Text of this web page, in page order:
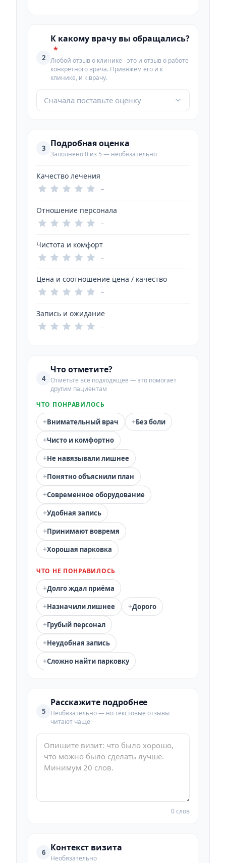
2
К какому врачу вы обращались?
*
Любой отзыв о клинике - это и отзыв о работе
конкретного врача. Привяжем его и к
клинике, и к врачу.
Сначала поставьте оценку
3 Подробная оценка
Заполнено 0 из 5 — необязательно
Качество лечения
–
Отношение персонала
–
Чистота и комфорт
–
Цена и соотношение цена / качество
–
Запись и ожидание
–
4
Что отметите?
Отметьте всё подходящее — это помогает
другим пациентам
ЧТО ПОНРАВИЛОСЬ
+Внимательный врач +Без боли
+Чисто и комфортно
+Не навязывали лишнее
+Понятно объяснили план
+Современное оборудование
+Удобная запись
+Принимают вовремя
+Хорошая парковка
ЧТО НЕ ПОНРАВИЛОСЬ
+Долго ждал приёма
+Назначили лишнее +Дорого
+Грубый персонал
+Неудобная запись
+Сложно найти парковку
5
Расскажите подробнее
Необязательно — но текстовые отзывы
читают чаще
0 слов
6 Контекст визита
Необязательно